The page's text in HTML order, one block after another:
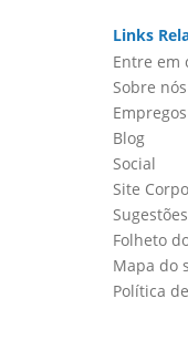
Links
Entre em
Sobre nós
Empregos
Blog
Social
Site
Sugestões
Folheto
Mapa do
Política